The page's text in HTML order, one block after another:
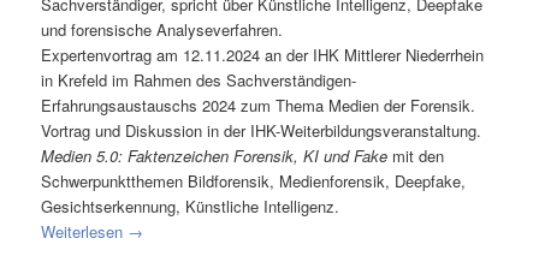
und forensische Analyseverfahren.
Expertenvortrag am 12.11.2024 an der IHK Mittlerer Niederrhein
in Krefeld im Rahmen des Sachverständigen-
Erfahrungsaustauschs 2024 zum Thema Medien der Forensik.
Vortrag und Diskussion in der IHK-Weiterbildungsveranstaltung.
Medien 5.0: Faktenzeichen Forensik, KI und Fake mit den
Schwerpunktthemen Bildforensik, Medienforensik, Deepfake,
Gesichtserkennung, Künstliche Intelligenz.
Weiterlesen →